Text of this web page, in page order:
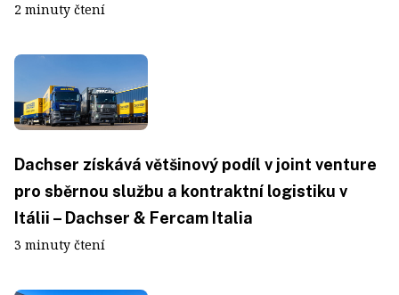
2 minuty čtení
Dachser získává většinový podíl v joint venture
pro sběrnou službu a kontraktní logistiku v
Itálii – Dachser & Fercam Italia
3 minuty čtení